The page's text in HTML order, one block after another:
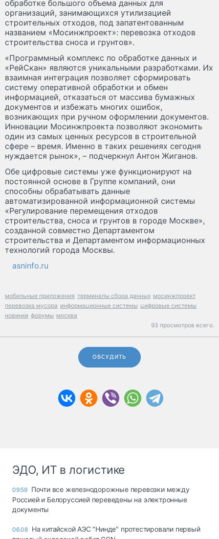
обработке большого объема данных для
организаций, занимающихся утилизацией
строительных отходов, под запатентованным
названием «Мосинжпроект»: перевозка отходов
строительства сноса и грунтов».
«Программный комплекс по обработке данных и
«РейСкан» являются уникальными разработками. Их
взаимная интеграция позволяет сформировать
систему оперативной обработки и обмен
информацией, отказаться от массива бумажных
документов и избежать многих ошибок,
возникающих при ручном оформлении документов.
Инновации Мосинжпроекта позволяют экономить
один из самых ценных ресурсов в строительной
сфере – время. Именно в таких решениях сегодня
нуждается рынок», – подчеркнул Антон Жиганов.
Обе цифровые системы уже функционируют на
постоянной основе в Группе компаний, они
способны обрабатывать данные
автоматизированной информационной системы
«Регулирование перемещения отходов
строительства, сноса и грунтов в городе Москве»,
созданной совместно Департаментом
строительства и Департаментом информационных
технологий города Москвы.
asninfo.ru
мобильные приложения терминалы сбора данных мосинжпроект
перевозка мусора информационные системы цифровые системы
новинки форумы москва
93 просмотров всего.
ОБСУДИТЬ
ЭДО, ИТ в логистике
09:59 Почти все железнодорожные перевозки между
Россией и Белоруссией переведены на электронные
документы
06.08 На китайской АЭС "Нинде" протестировали первый